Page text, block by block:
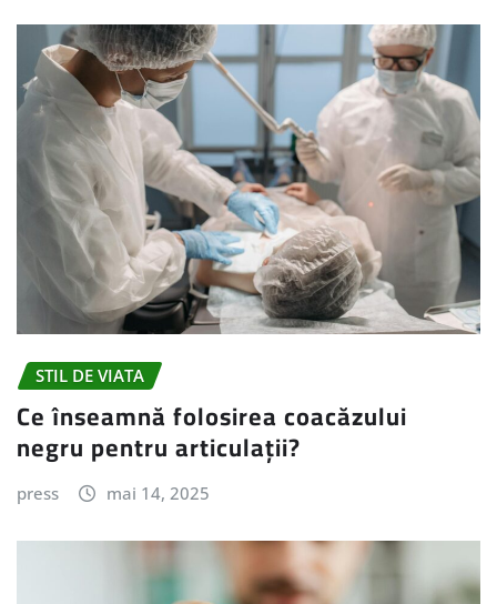
STIL DE VIATA
Ce înseamnă folosirea coacăzului
negru pentru articulații?
press mai 14, 2025